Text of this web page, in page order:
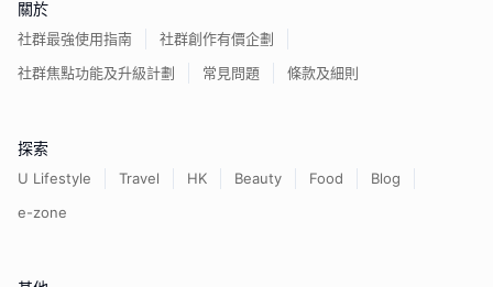
關於
社群最強使用指南
社群創作有價企劃
社群焦點功能及升級計劃
常見問題 條款及細則
探索
U Lifestyle Travel HK Beauty Food
Blog
e-zone